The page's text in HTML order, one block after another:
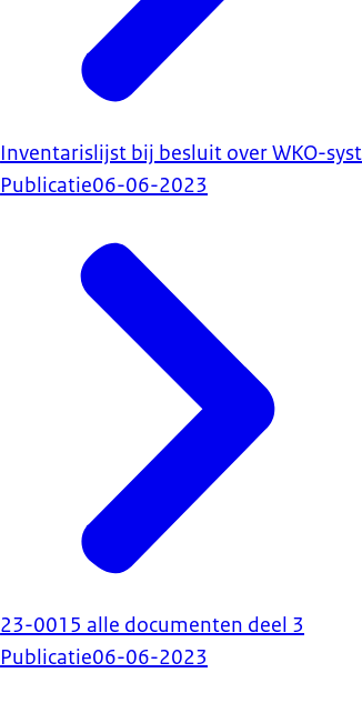
Inventarislijst bij besluit over WKO-
Publicatie06-06-2023
23-0015 alle documenten deel 3
Publicatie06-06-2023